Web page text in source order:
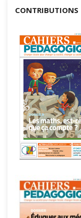
CONTRIBUTIONS